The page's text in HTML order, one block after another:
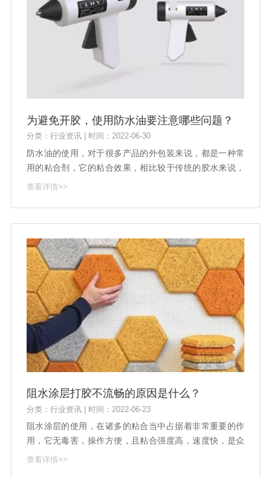
为避免开胶，使用防水油要注意哪些问题？
分类：行业资讯 | 时间：2022-06-30
防水油的使用，对于很多产品的外包装来说，都是一种常
用的粘合剂，它的粘合效果，相比较于传统的胶水来说，
性能更加强大，也正是因为有着这样的特性，所以对于防
查看详情>>
阻水涂层打胶不流畅的原因是什么？
分类：行业资讯 | 时间：2022-06-23
阻水涂层的使用，在诸多的粘合当中占据着非常重要的作
用，它无毒害，操作方便，且粘合强度高，速度快，是众
多粘合项目当中的重要选择。尽管本身阻水涂层的性能出
查看详情>>